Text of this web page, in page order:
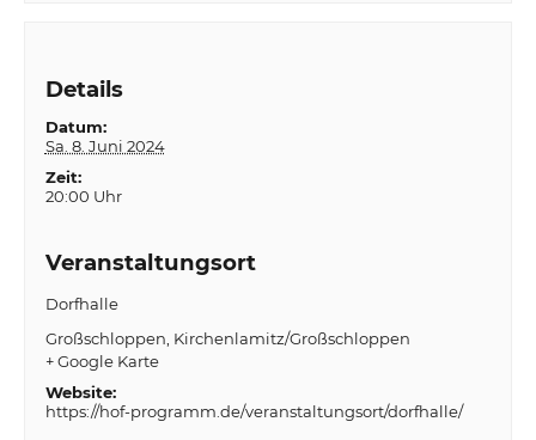
Details
Datum:
Sa. 8. Juni 2024
Zeit:
20:00 Uhr
Veranstaltungsort
Dorfhalle
Großschloppen Kirchenlamitz/Großschloppen
+ Google Karte
Website:
https://hof-programm.de/veranstaltungsort/dorfhalle/